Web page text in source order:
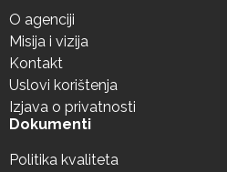
O agenciji
Misija i vizija
Kontakt
Uslovi korištenja
Izjava o privatnosti
Dokumenti
Politika kvaliteta